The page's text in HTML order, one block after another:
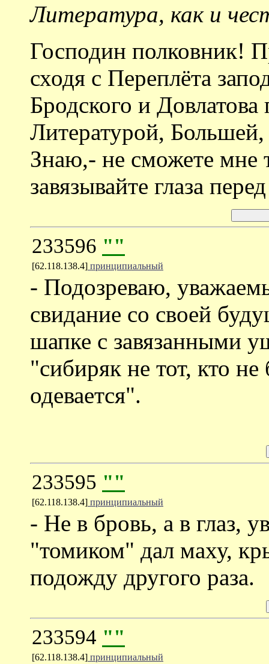
Литература, как и
Господин полковник!
сходя с Переплёта
Бродского и
Литературой,
Знаю,- не сможете мне
завязывайте глаза
233596 ""
[62.118.138.4] принципиальный
- Подозреваю,
свидание со своей
шапке с завязанными
"сибиряк не тот, кто не
одевается".
233595 ""
[62.118.138.4] принципиальный
- Не в бровь, а в глаз,
"томиком" дал маху,
подожду другого раза.
233594 ""
[62.118.138.4] принципиальный